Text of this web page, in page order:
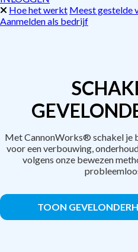
Hoe het werkt Meest gestelde
Aanmelden als bedrijf
Met CannonWorks® schakel je
voor een verbouwing,
volgens onze bewezen
TOON